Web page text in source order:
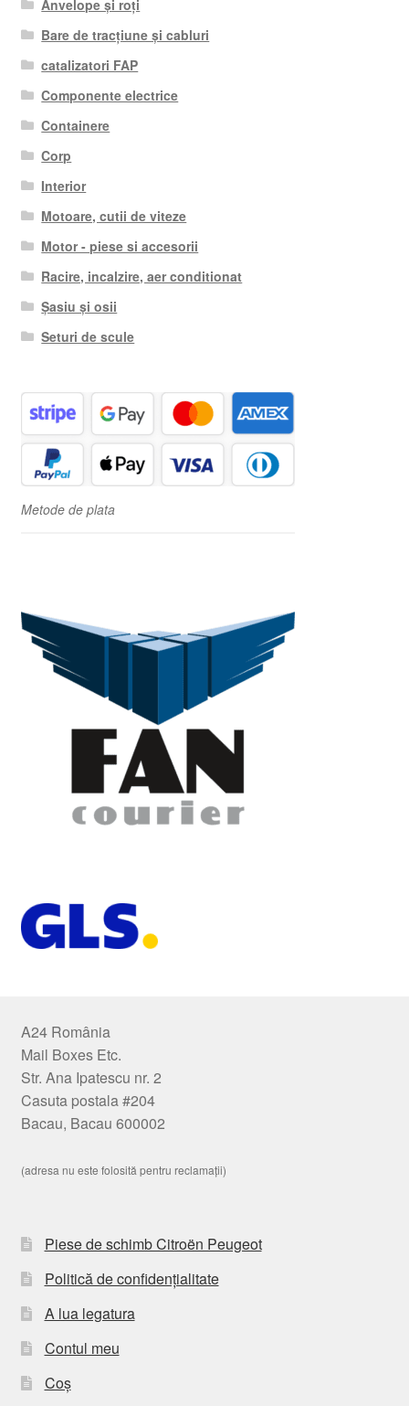
Anvelope și roți
Bare de tracțiune și cabluri
catalizatori FAP
Componente electrice
Containere
Corp
Interior
Motoare, cutii de viteze
Motor - piese si accesorii
Racire, incalzire, aer conditionat
Șasiu și osii
Seturi de scule
Metode de plata
A24 România
Mail Boxes Etc.
Str. Ana Ipatescu nr. 2
Casuta postala #204
Bacau, Bacau 600002
(adresa nu este folosită pentru reclamații)
Piese de schimb Citroën Peugeot
Politică de confidențialitate
A lua legatura
Contul meu
Coș